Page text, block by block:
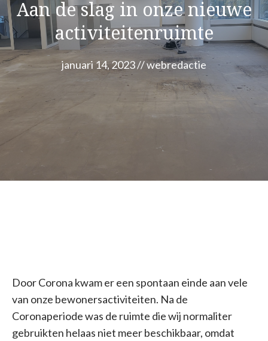
Aan de slag in onze nieuwe
activiteitenruimte
januari 14, 2023//webredactie
Door Corona kwam er een spontaan einde aan vele
van onze bewonersactiviteiten. Na de
Coronaperiode was de ruimte die wij normaliter
gebruikten helaas niet meer beschikbaar, omdat